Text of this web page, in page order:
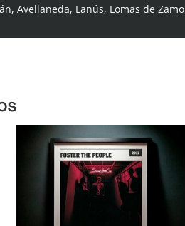
Avellaneda, Lanús, Lomas de